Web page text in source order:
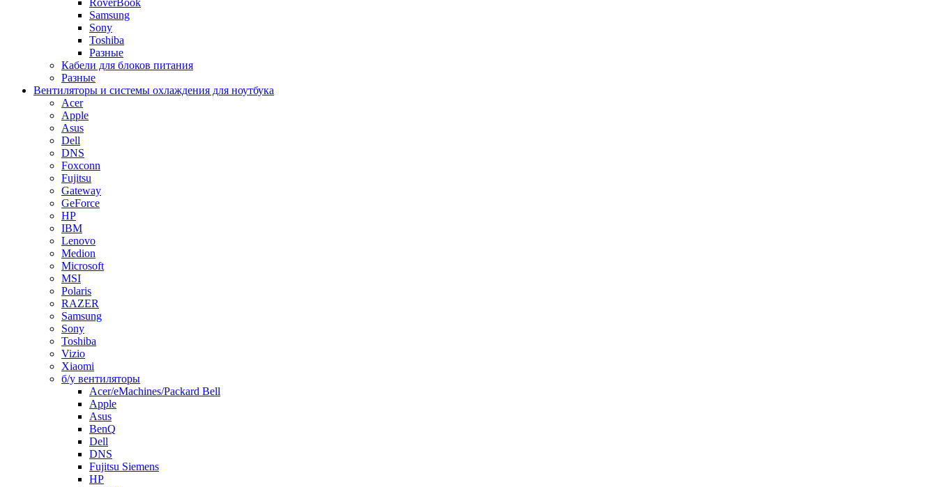
Samsung
Sony
Toshiba
Разные
Кабели для блоков питания
Разные
Вентиляторы и системы охлаждения для ноутбука
Acer
Apple
Asus
Dell
DNS
Foxconn
Fujitsu
Gateway
GeForce
HP
IBM
Lenovo
Medion
Microsoft
MSI
Polaris
RAZER
Samsung
Sony
Toshiba
Vizio
Xiaomi
б/у вентиляторы
Acer/eMachines/Packard Bell
Apple
Asus
BenQ
Dell
DNS
Fujitsu Siemens
HP